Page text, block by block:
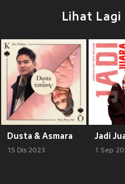
Lihat Lagi
Dusta & Asmara
15 Dis 2023
Jadi
1 Sep